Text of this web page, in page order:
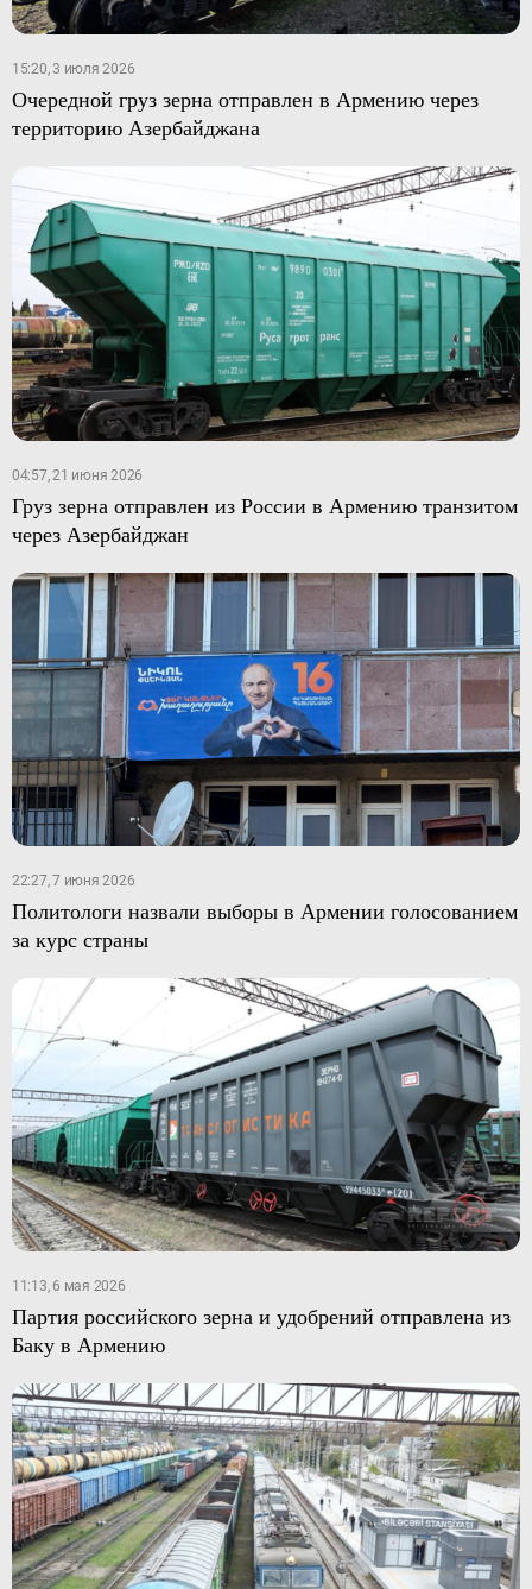
15:20, 3 июля 2026
Очередной груз зерна отправлен в Армению через
территорию Азербайджана
04:57, 21 июня 2026
Груз зерна отправлен из России в Армению транзитом
через Азербайджан
22:27, 7 июня 2026
Политологи назвали выборы в Армении голосованием
за курс страны
11:13, 6 мая 2026
Партия российского зерна и удобрений отправлена из
Баку в Армению